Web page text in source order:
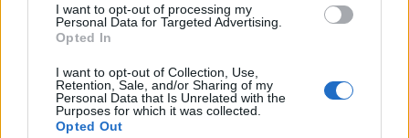
I want to opt-out of processing my
Personal Data for Targeted Advertising.
Opted In
I want to opt-out of Collection, Use,
Retention, Sale, and/or Sharing of my
Personal Data that Is Unrelated with the
Purposes for which it was collected.
Opted Out
tulemme jatkamaan kovaa työtä päästäksemme
yhdeksi suureksi kansainväliseksi TV-
ainoastaan muihin jokavuotisiin
talviurheilutapahtumiin verrattuna, Ski
Classicsin toimitusjohtaja David Nilsson sanoo.